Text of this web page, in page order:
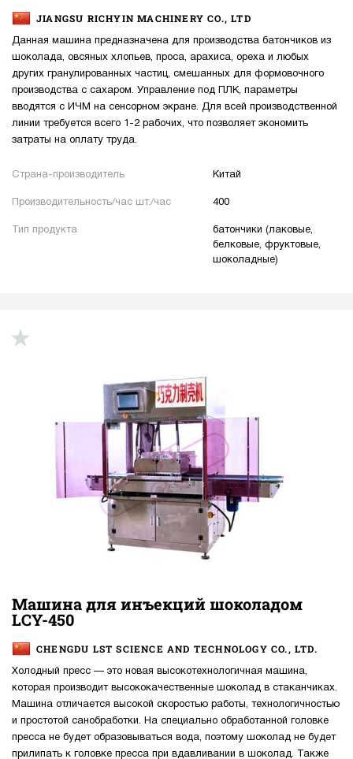
JIANGSU RICHYIN MACHINERY CO., LTD
Данная машина предназначена для производства батончиков из
шоколада, овсяных хлопьев, проса, арахиса, ореха и любых
других гранулированных частиц, смешанных для формовочного
производства с сахаром. Управление под ПЛК, параметры
вводятся с ИЧМ на сенсорном экране. Для всей производственной
линии требуется всего 1-2 рабочих, что позволяет экономить
затраты на оплату труда.
Страна-производитель Китай
Производительность/час шт./час 400
Тип продукта
батончики (лаковые,
белковые, фруктовые,
шоколадные)
Машина для инъекций шоколадом
LCY-450
CHENGDU LST SCIENCE AND TECHNOLOGY CO., LTD.
Холодный пресс — это новая высокотехнологичная машина,
которая производит высококачественные шоколад в стаканчиках.
Машина отличается высокой скоростью работы, технологичностью
и простотой санобработки. На специально обработанной головке
пресса не будет образовываться вода, поэтому шоколад не будет
прилипать к головке пресса при вдавливании в шоколад. Также